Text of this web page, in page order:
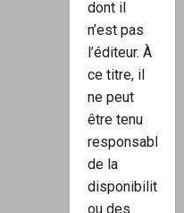
dont il
n’est pas
l’éditeur. À
ce titre, il
ne peut
être tenu
responsable
de la
disponibilité
ou des